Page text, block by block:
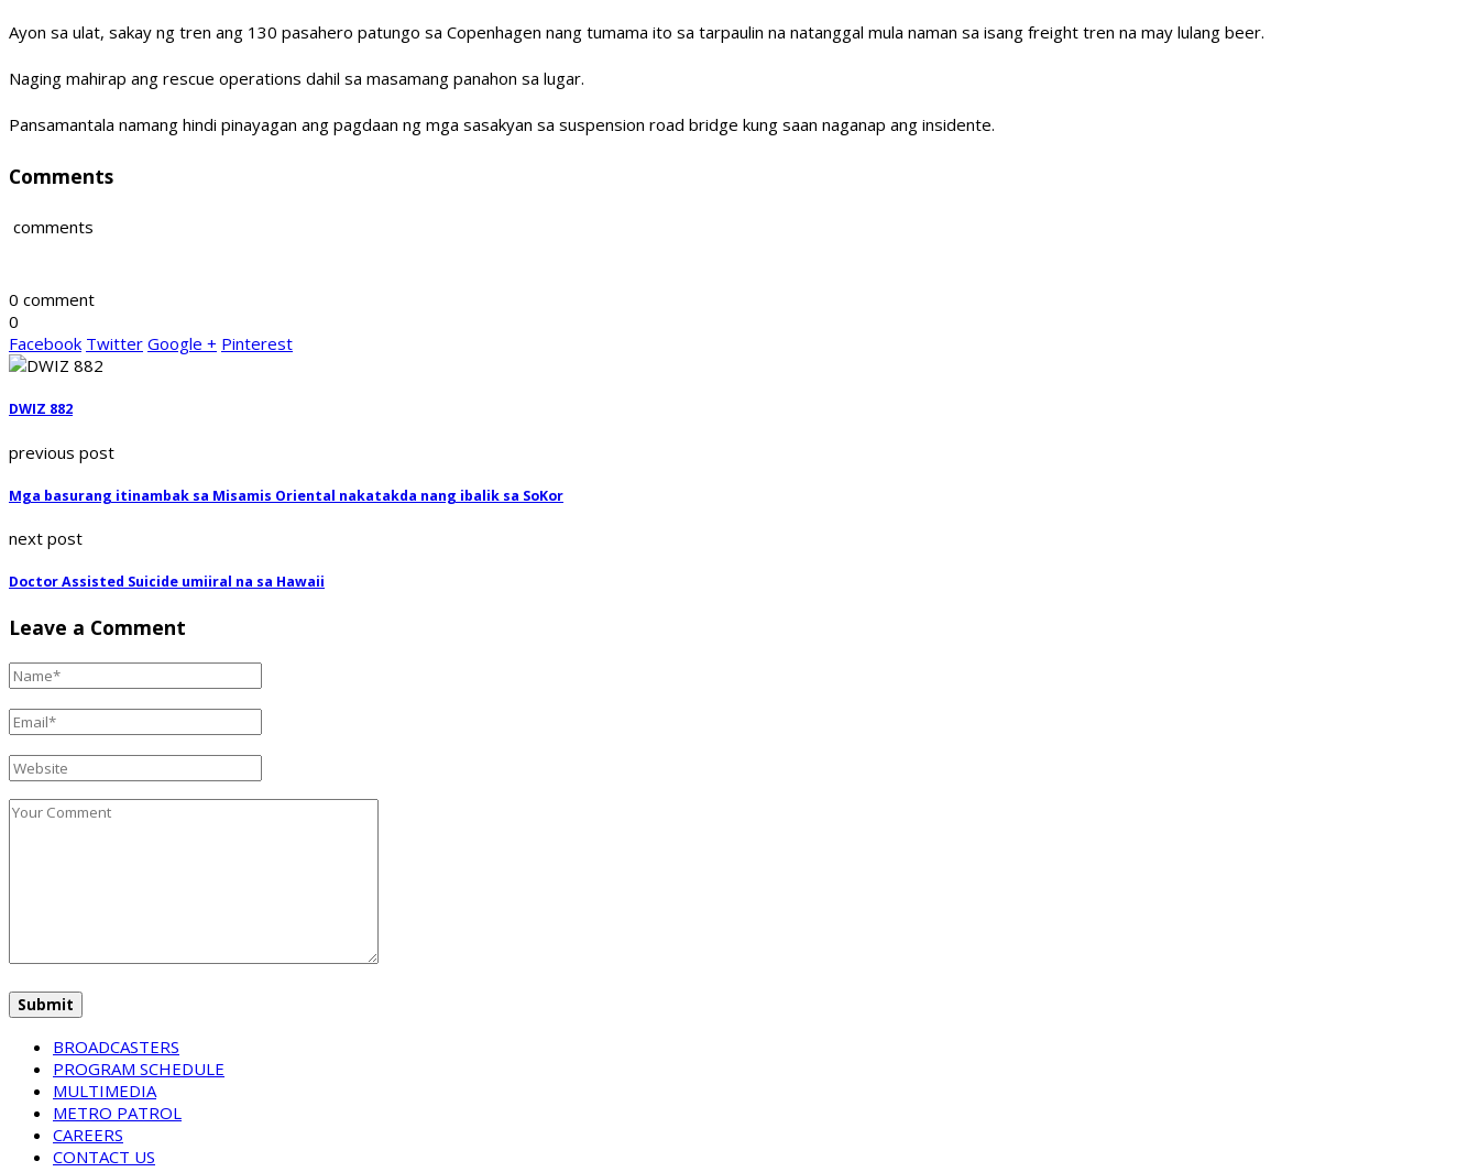
Ayon sa ulat, sakay ng tren ang 130 pasahero patungo sa Copenhagen nang tumama ito sa tarpaulin na natanggal mula naman sa isang freight tren na may lulang beer.
Naging mahirap ang rescue operations dahil sa masamang panahon sa lugar.
Pansamantala namang hindi pinayagan ang pagdaan ng mga sasakyan sa suspension road bridge kung saan naganap ang insidente.
Comments
comments
0 comment
0
Facebook Twitter Google + Pinterest
DWIZ 882
previous post
Mga basurang itinambak sa Misamis Oriental nakatakda nang ibalik sa SoKor
next post
Doctor Assisted Suicide umiiral na sa Hawaii
Leave a Comment
BROADCASTERS
PROGRAM SCHEDULE
MULTIMEDIA
METRO PATROL
CAREERS
CONTACT US